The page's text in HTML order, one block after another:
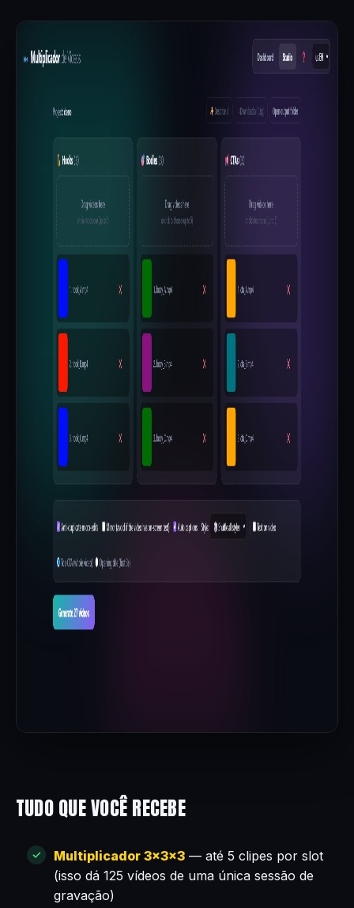
TUDO QUE VOCÊ RECEBE
Multiplicador 3×3×3 — até 5 clipes por slot
(isso dá 125 vídeos de uma única sessão de
gravação)